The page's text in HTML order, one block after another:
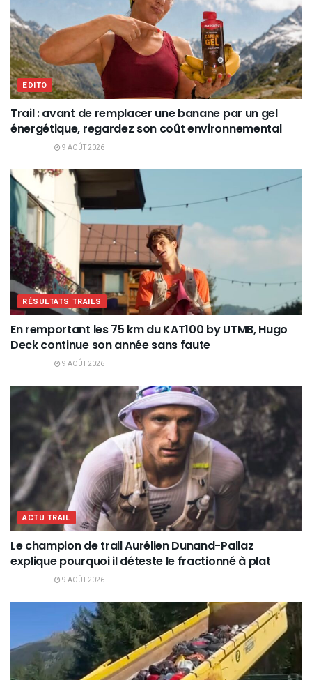
EDITO
Trail : avant de remplacer une banane par un gel
énergétique, regardez son coût environnemental
9 AOÛT 2026
RÉSULTATS TRAILS
En remportant les 75 km du KAT100 by UTMB, Hugo
Deck continue son année sans faute
9 AOÛT 2026
ACTU TRAIL
Le champion de trail Aurélien Dunand-Pallaz
explique pourquoi il déteste le fractionné à plat
9 AOÛT 2026